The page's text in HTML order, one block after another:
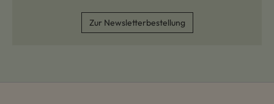
Zur Newsletterbestellung